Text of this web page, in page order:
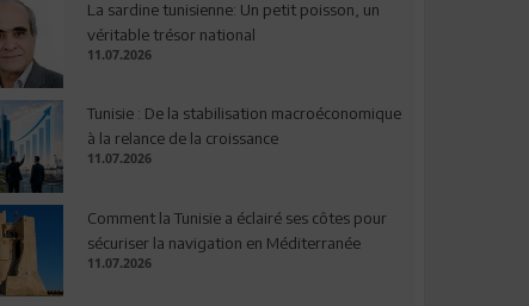
La sardine tunisienne: Un petit poisson, un
véritable trésor national
11.07.2026
Tunisie : De la stabilisation macroéconomique
à la relance de la croissance
11.07.2026
Comment la Tunisie a éclairé ses côtes pour
sécuriser la navigation en Méditerranée
11.07.2026